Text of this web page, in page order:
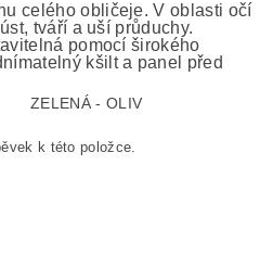
celého obličeje. V oblasti očí
tváří a uší průduchy.
pomocí širokého
kšilt a panel před
ZELENÁ - OLIV
k této položce.